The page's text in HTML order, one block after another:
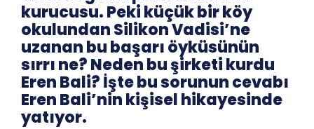
kurucusu. Peki küçük bir köy
okulundan Silikon Vadisi’ne
uzanan bu başarı öyküsünün
sırrı ne? Neden bu şirketi kurdu
Eren Bali? İşte bu sorunun cevabı
Eren Bali’nin kişisel hikayesinde
yatıyor.